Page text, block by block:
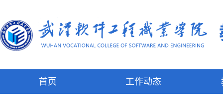
首页 工作动态